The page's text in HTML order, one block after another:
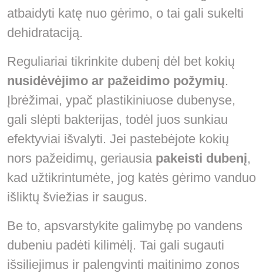
atbaidyti katę nuo gėrimo, o tai gali sukelti
dehidrataciją.
Reguliariai tikrinkite dubenį dėl bet kokių
nusidėvėjimo ar pažeidimo požymių.
Įbrėžimai, ypač plastikiniuose dubenyse,
gali slėpti bakterijas, todėl juos sunkiau
efektyviai išvalyti. Jei pastebėjote kokių
nors pažeidimų, geriausia pakeisti dubenį,
kad užtikrintumėte, jog katės gėrimo vanduo
išliktų šviežias ir saugus.
Be to, apsvarstykite galimybę po vandens
dubeniu padėti kilimėlį. Tai gali sugauti
išsiliejimus ir palengvinti maitinimo zonos